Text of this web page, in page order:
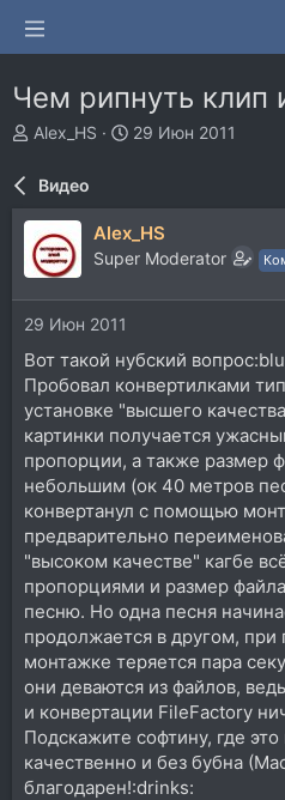
Чем рипнуть клип
А
т
р
т
е
ы
Alex_HS
Д
а
ч
29 Июн 2011
Видео
Alex_HS
Super Moderator
29 Июн 2011
Вот такой нубский
Пробовал конвертилками
установке "высшего
картинки получается
пропорции, а также размер
небольшим (ок 40 метров
конвертанул с помощью
предварительно
"высоком качестве" кагбе
пропорциями и размер
песню. Но одна песня
продолжается в другом, при
монтажке теряется пара
они деваются из файлов,
и конвертации FileFactory
Подскажите софтину, где
качественно и без бубна
благодарен!:drinks: